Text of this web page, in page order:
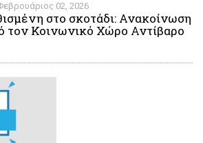
02, 2026
στο σκοτάδι: Ανακοίνωση
τον Κοινωνικό Χώρο Αντίβαρο